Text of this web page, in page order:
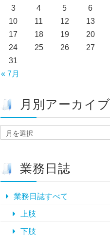
« 7月
3
4 5 6
10
11 12 13
17
18 19 20
24
25 26 27
31
月別アーカイブ
別
カ
業務日誌
業務日誌すべて
上肢
下肢